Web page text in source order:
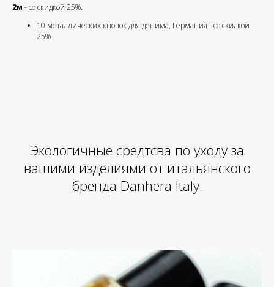
2м - со скидкой 25%.
10 металлических кнопок для денима, Германия - со скидкой
25%
Экологичные средтсва по уходу за
вашими изделиями от итальянского
бренда Danhera Italy.